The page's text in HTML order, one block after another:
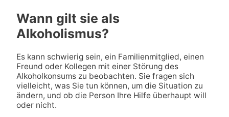
Wann gilt sie als
Alkoholismus?
Es kann schwierig sein, ein Familienmitglied, einen
Freund oder Kollegen mit einer Störung des
Alkoholkonsums zu beobachten. Sie fragen sich
vielleicht, was Sie tun können, um die Situation zu
ändern, und ob die Person Ihre Hilfe überhaupt will
oder nicht.